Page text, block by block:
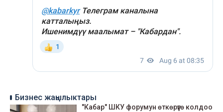
Бизнес жаңылыктары
"Кабар" ШКУ форумун өткөрүүгө колдоо